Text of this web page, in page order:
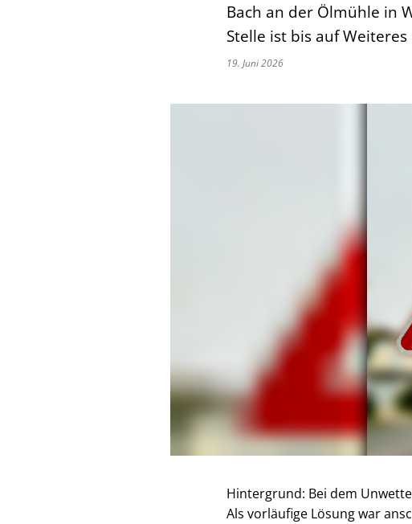
Bach an der Ölmühle in
Stelle ist bis auf
19. Juni 2026
Hintergrund: Bei dem
Als vorläufige Lösung war